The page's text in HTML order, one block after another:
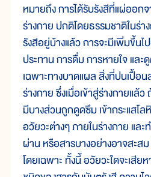
หมายถึง การได้รับรังสีที่แผ่ออก
ร่างกาย ปกติโดยธรรมชาติในร่า
รังสีอยู่บ้างแล้ว การจะมีเพิ่มขึ้น
ประทาน การดื่ม การหายใจ แล
เฉพาะทางบาดแผล สิ่งที่ปนเปื้อน
ร่างกาย ซึ่งเมื่อเข้าสู่ร่างกายแล้
มีบางส่วนถูกดูดซึม เข้ากระแสโ
อวัยวะต่างๆ ภายในร่างกาย แล
ผ่าน หรือสารบางอย่างอาจสะส
โดยเฉพาะ ทั้งนี้ อวัยวะใดจะเสี